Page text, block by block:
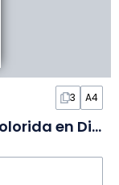
3 A4
Carta de Referencia Laboral Colorida en Diapositivas